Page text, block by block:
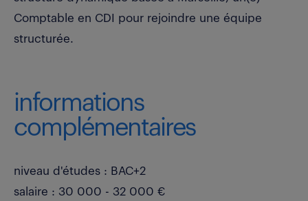
Comptable en CDI pour rejoindre une équipe
structurée.
informations
complémentaires
niveau d'études : BAC+2
salaire : 30 000 - 32 000 €